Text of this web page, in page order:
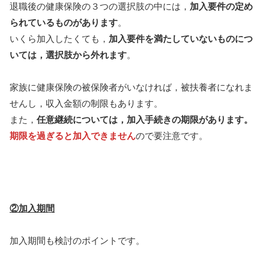
退職後の健康保険の３つの選択肢の中には， 加入要件の定め
られているものがあります。
いくら加入したくても， 加入要件を満たしていないものにつ
いては，選択肢から外れます。
家族に健康保険の被保険者がいなければ，被扶養者になれま
せんし，収入金額の制限もあります。
また， 任意継続については，加入手続きの期限があります。
期限を過ぎると加入できませんので要注意です。
②加入期間
加入期間も検討のポイントです。